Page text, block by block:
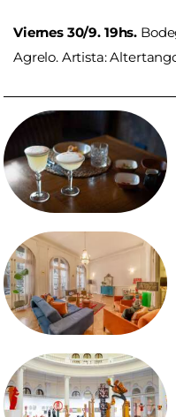
Viernes 30/9. 19hs.
Agrelo. Artista: